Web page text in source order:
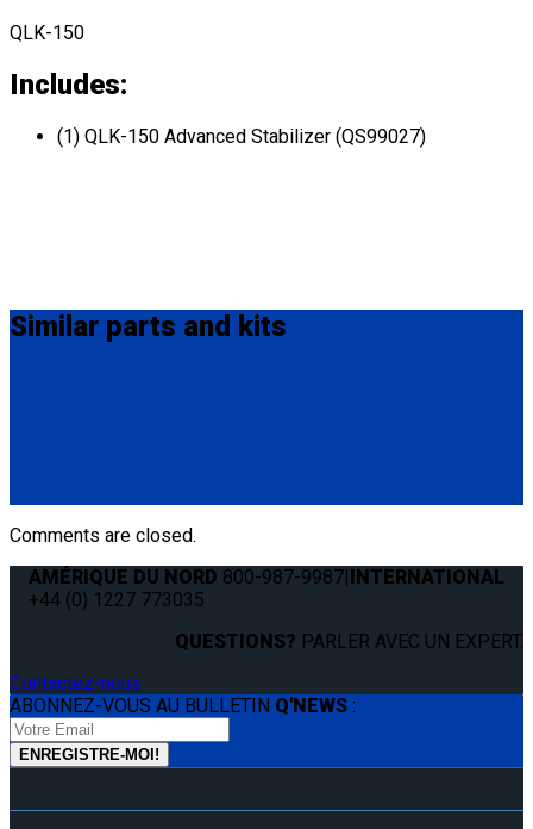
QLK-150
Includes:
(1) QLK-150 Advanced Stabilizer (QS99027)
Similar parts and kits
Comments are closed.
AMÉRIQUE DU NORD 800-987-9987|INTERNATIONAL
+44 (0) 1227 773035
QUESTIONS? PARLER AVEC UN EXPERT.
Contactez-nous
ABONNEZ-VOUS AU BULLETIN Q'NEWS :